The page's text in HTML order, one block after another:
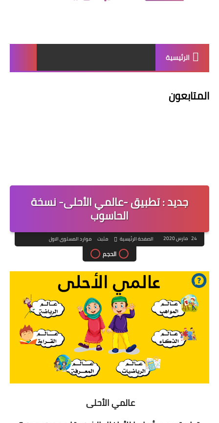
الرئيسية
المتابعون
جديد : تطبيق -عالمي الأحلى- نسخة
الحاسوب
24 مارس 2020 الصفحة الرئيسية مثبت موارد المستوى الاول
الحجم
عالمي الأحلى